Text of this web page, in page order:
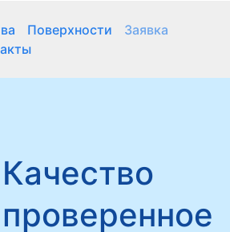
Поверхности
Заявка
Качество
проверенное